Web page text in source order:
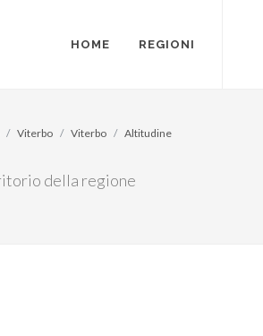
HOME REGIONI
della regione
Viterbo Viterbo Altitudine